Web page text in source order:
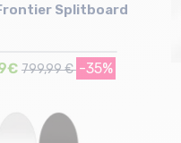
en stock
Splitboard
799,99 € -35%